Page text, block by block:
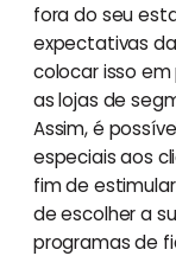
fora do seu
expectativas
colocar isso
as lojas de
Assim, é
especiais aos
fim de
de escolher a
programas de